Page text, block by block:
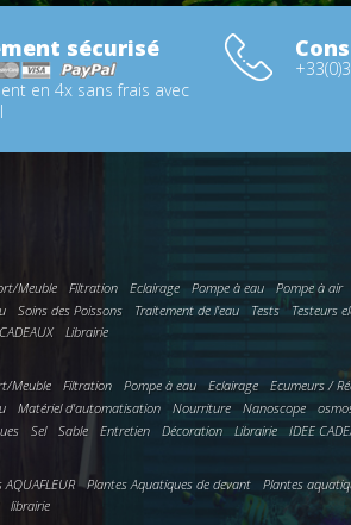
sécurisé
en 4x sans frais avec
Meuble Filtration Eclairage Pompe à eau Pompe à air
Soins des Poissons Traitement de l'eau Tests Testeurs
Librairie
Meuble Filtration Pompe à eau Eclairage Ecumeurs /
Matériel d'automatisation Nourriture Nanoscope
Sel Sable Entretien Décoration Librairie IDEE
Plantes Aquatiques de devant Plantes
librairie